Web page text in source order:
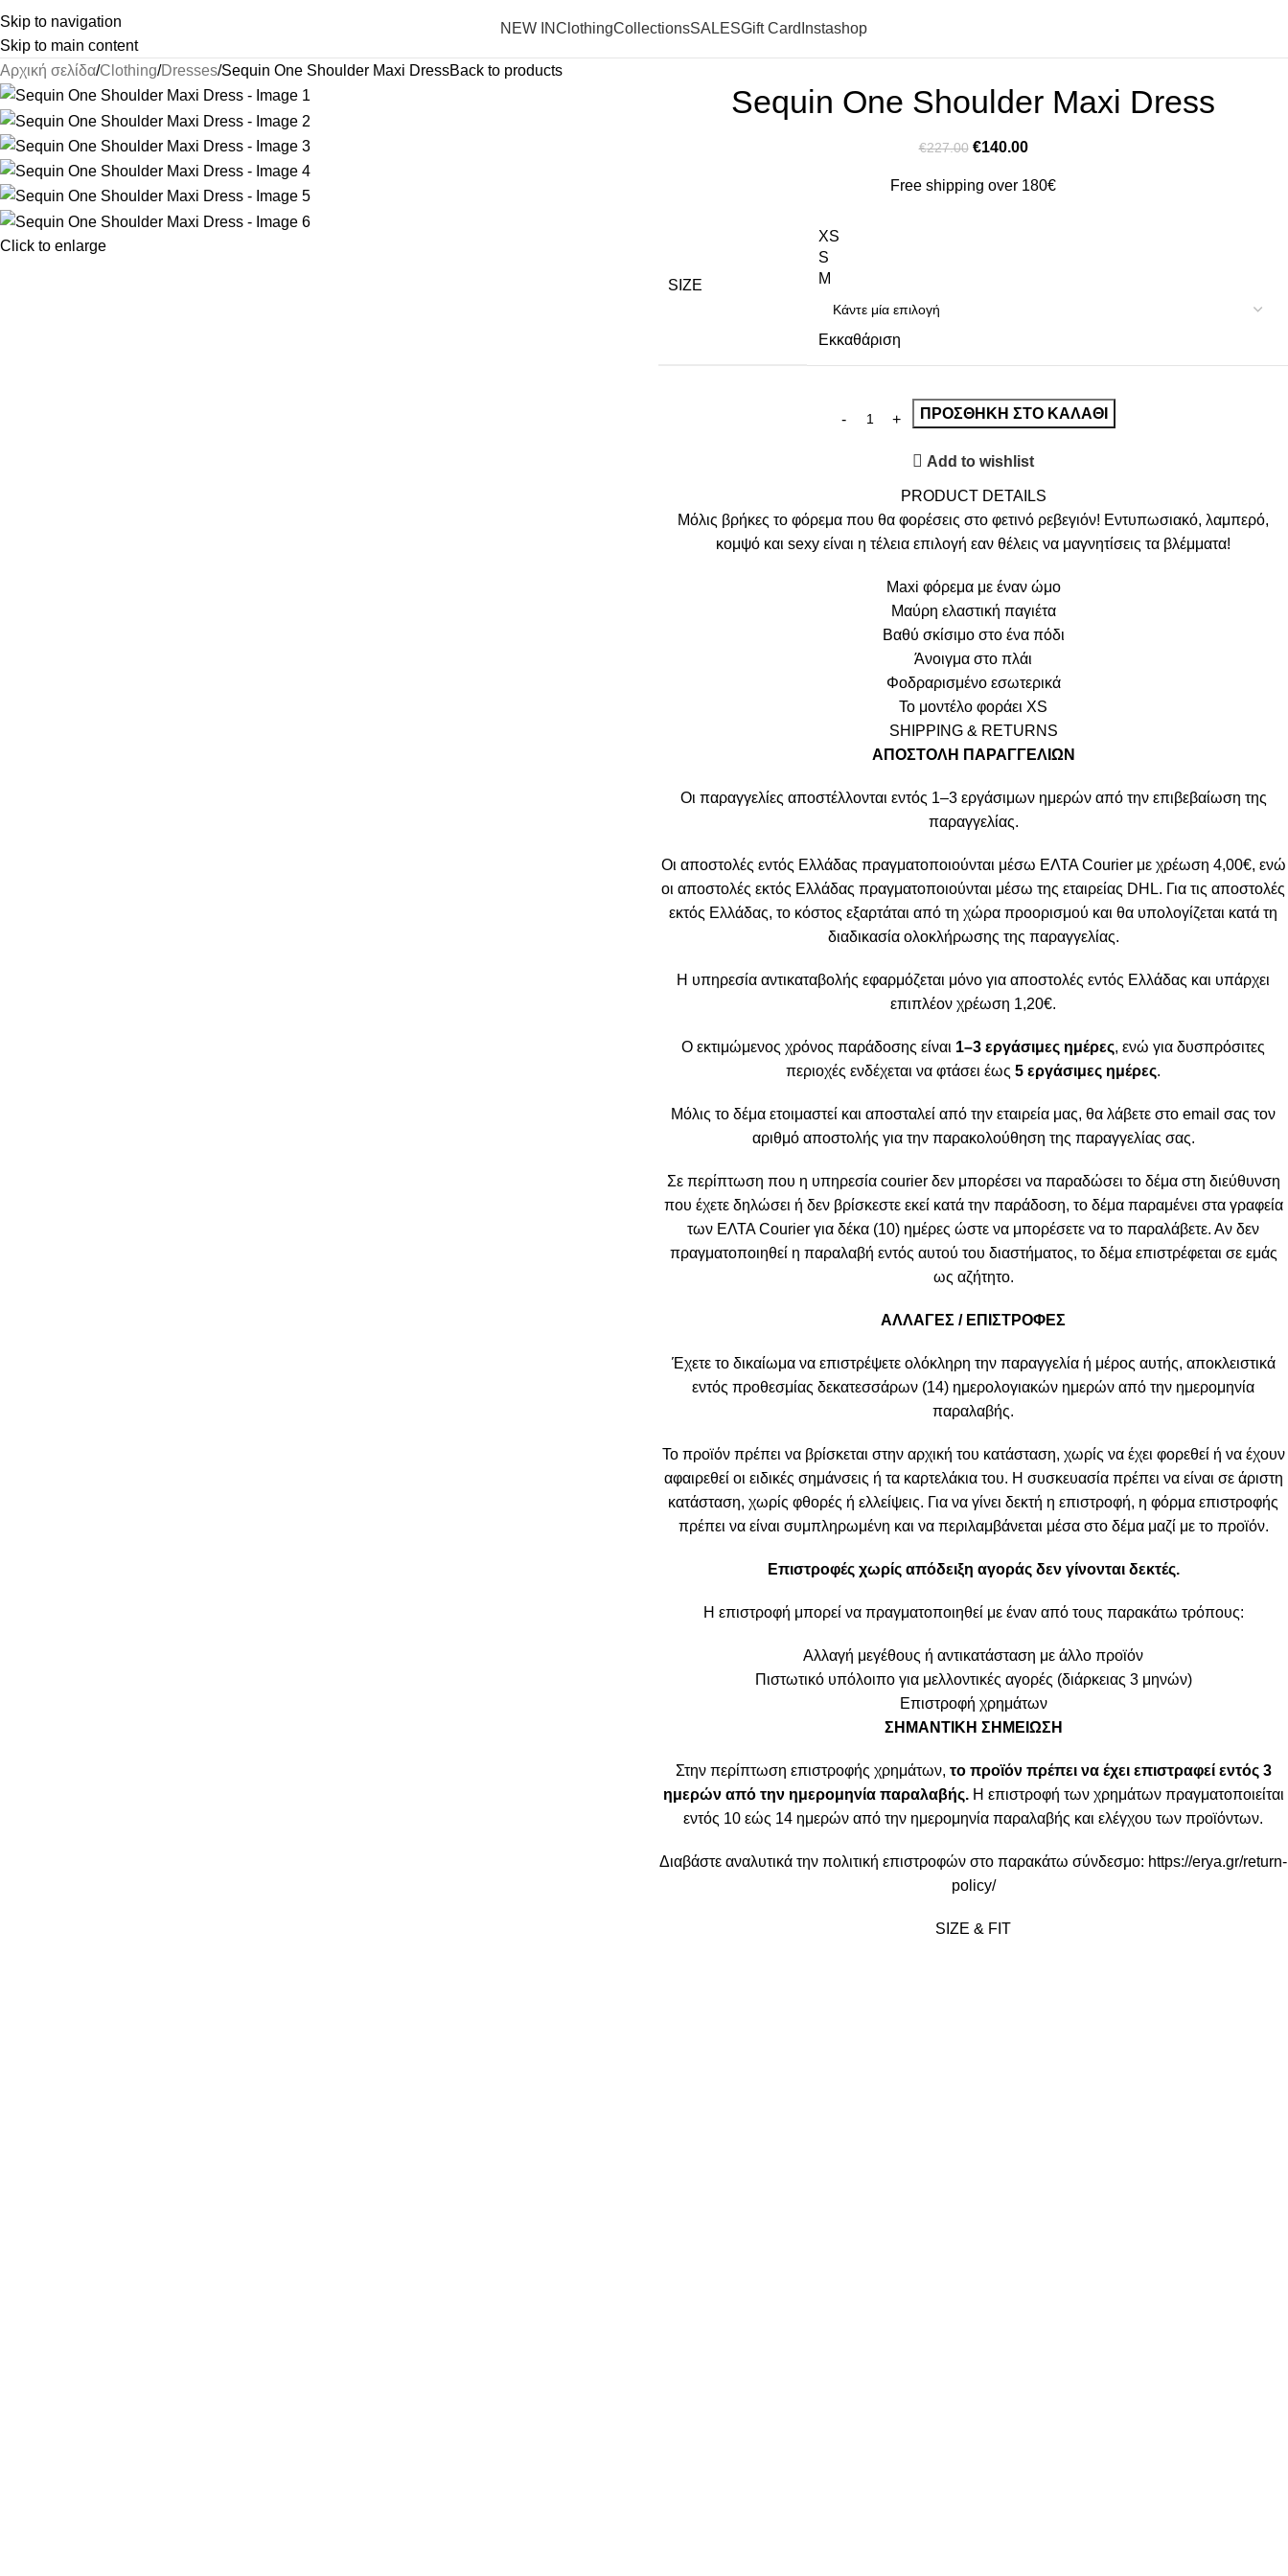
Skip to navigation
Skip to main content
NEW INClothingCollectionsSALESGift Card Instashop
Αρχική σελίδα Clothing Dresses Sequin One Shoulder Maxi DressBack to products
Click to enlarge
Sequin One Shoulder Maxi Dress
€227.00 €140.00
Free shipping over 180€
SIZE
XS
S
M
Εκκαθάριση
ΠΡΟΣΘΉΚΗ ΣΤΟ ΚΑΛΆΘΙ
Add to wishlist
PRODUCT DETAILS
Μόλις βρήκες το φόρεμα που θα φορέσεις στο φετινό ρεβεγιόν! Εντυπωσιακό, λαμπερό,
κομψό και sexy είναι η τέλεια επιλογή εαν θέλεις να μαγνητίσεις τα βλέμματα!
Maxi φόρεμα με έναν ώμο
Μαύρη ελαστική παγιέτα
Βαθύ σκίσιμο στο ένα πόδι
Άνοιγμα στο πλάι
Φοδραρισμένο εσωτερικά
Το μοντέλο φοράει XS
SHIPPING & RETURNS
ΑΠΟΣΤΟΛΗ ΠΑΡΑΓΓΕΛΙΩΝ
Οι παραγγελίες αποστέλλονται εντός 1–3 εργάσιμων ημερών από την επιβεβαίωση της
παραγγελίας.
Οι αποστολές εντός Ελλάδας πραγματοποιούνται μέσω ΕΛΤΑ Courier με χρέωση 4,00€, ενώ
οι αποστολές εκτός Ελλάδας πραγματοποιούνται μέσω της εταιρείας DHL. Για τις αποστολές
εκτός Ελλάδας, το κόστος εξαρτάται από τη χώρα προορισμού και θα υπολογίζεται κατά τη
διαδικασία ολοκλήρωσης της παραγγελίας.
Η υπηρεσία αντικαταβολής εφαρμόζεται μόνο για αποστολές εντός Ελλάδας και υπάρχει
επιπλέον χρέωση 1,20€.
Ο εκτιμώμενος χρόνος παράδοσης είναι 1–3 εργάσιμες ημέρες, ενώ για δυσπρόσιτες
περιοχές ενδέχεται να φτάσει έως 5 εργάσιμες ημέρες.
Μόλις το δέμα ετοιμαστεί και αποσταλεί από την εταιρεία μας, θα λάβετε στο email σας τον
αριθμό αποστολής για την παρακολούθηση της παραγγελίας σας.
Σε περίπτωση που η υπηρεσία courier δεν μπορέσει να παραδώσει το δέμα στη διεύθυνση
που έχετε δηλώσει ή δεν βρίσκεστε εκεί κατά την παράδοση, το δέμα παραμένει στα γραφεία
των ΕΛΤΑ Courier για δέκα (10) ημέρες ώστε να μπορέσετε να το παραλάβετε. Αν δεν
πραγματοποιηθεί η παραλαβή εντός αυτού του διαστήματος, το δέμα επιστρέφεται σε εμάς
ως αζήτητο.
ΑΛΛΑΓΕΣ / ΕΠΙΣΤΡΟΦΕΣ
Έχετε το δικαίωμα να επιστρέψετε ολόκληρη την παραγγελία ή μέρος αυτής, αποκλειστικά
εντός προθεσμίας δεκατεσσάρων (14) ημερολογιακών ημερών από την ημερομηνία
παραλαβής.
Το προϊόν πρέπει να βρίσκεται στην αρχική του κατάσταση, χωρίς να έχει φορεθεί ή να έχουν
αφαιρεθεί οι ειδικές σημάνσεις ή τα καρτελάκια του. Η συσκευασία πρέπει να είναι σε άριστη
κατάσταση, χωρίς φθορές ή ελλείψεις. Για να γίνει δεκτή η επιστροφή, η φόρμα επιστροφής
πρέπει να είναι συμπληρωμένη και να περιλαμβάνεται μέσα στο δέμα μαζί με το προϊόν.
Επιστροφές χωρίς απόδειξη αγοράς δεν γίνονται δεκτές.
Η επιστροφή μπορεί να πραγματοποιηθεί με έναν από τους παρακάτω τρόπους:
Αλλαγή μεγέθους ή αντικατάσταση με άλλο προϊόν
Πιστωτικό υπόλοιπο για μελλοντικές αγορές (διάρκειας 3 μηνών)
Επιστροφή χρημάτων
ΣΗΜΑΝΤΙΚΗ ΣΗΜΕΙΩΣΗ
Στην περίπτωση επιστροφής χρημάτων, το προϊόν πρέπει να έχει επιστραφεί εντός 3
ημερών από την ημερομηνία παραλαβής.Η επιστροφή των χρημάτων πραγματοποιείται
εντός 10 εώς 14 ημερών από την ημερομηνία παραλαβής και ελέγχου των προϊόντων.
Διαβάστε αναλυτικά την πολιτική επιστροφών στο παρακάτω σύνδεσμο: https://erya.gr/return-
policy/
SIZE & FIT